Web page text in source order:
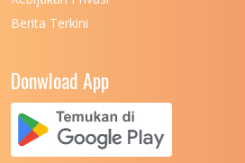
UNIVERSITAS NEGERI PADANG
UNIVERSITAS NUSA CENDANA
UNIVERSITAS PADJADJARAN
Berita Terkini
Donwload App